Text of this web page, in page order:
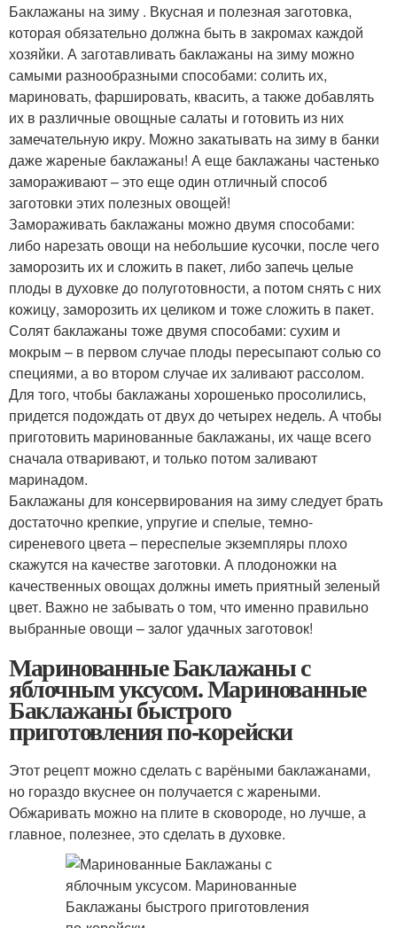
Баклажаны на зиму . Вкусная и полезная заготовка,
которая обязательно должна быть в закромах каждой
хозяйки. А заготавливать баклажаны на зиму можно
самыми разнообразными способами: солить их,
мариновать, фаршировать, квасить, а также добавлять
их в различные овощные салаты и готовить из них
замечательную икру. Можно закатывать на зиму в банки
даже жареные баклажаны! А еще баклажаны частенько
замораживают – это еще один отличный способ
заготовки этих полезных овощей!
Замораживать баклажаны можно двумя способами:
либо нарезать овощи на небольшие кусочки, после чего
заморозить их и сложить в пакет, либо запечь целые
плоды в духовке до полуготовности, а потом снять с них
кожицу, заморозить их целиком и тоже сложить в пакет.
Солят баклажаны тоже двумя способами: сухим и
мокрым – в первом случае плоды пересыпают солью со
специями, а во втором случае их заливают рассолом.
Для того, чтобы баклажаны хорошенько просолились,
придется подождать от двух до четырех недель. А чтобы
приготовить маринованные баклажаны, их чаще всего
сначала отваривают, и только потом заливают
маринадом.
Баклажаны для консервирования на зиму следует брать
достаточно крепкие, упругие и спелые, темно-
сиреневого цвета – переспелые экземпляры плохо
скажутся на качестве заготовки. А плодоножки на
качественных овощах должны иметь приятный зеленый
цвет. Важно не забывать о том, что именно правильно
выбранные овощи – залог удачных заготовок!
Маринованные Баклажаны с
яблочным уксусом. Маринованные
Баклажаны быстрого
приготовления по-корейски
Этот рецепт можно сделать с варёными баклажанами,
но гораздо вкуснее он получается с жареными.
Обжаривать можно на плите в сковороде, но лучше, а
главное, полезнее, это сделать в духовке.